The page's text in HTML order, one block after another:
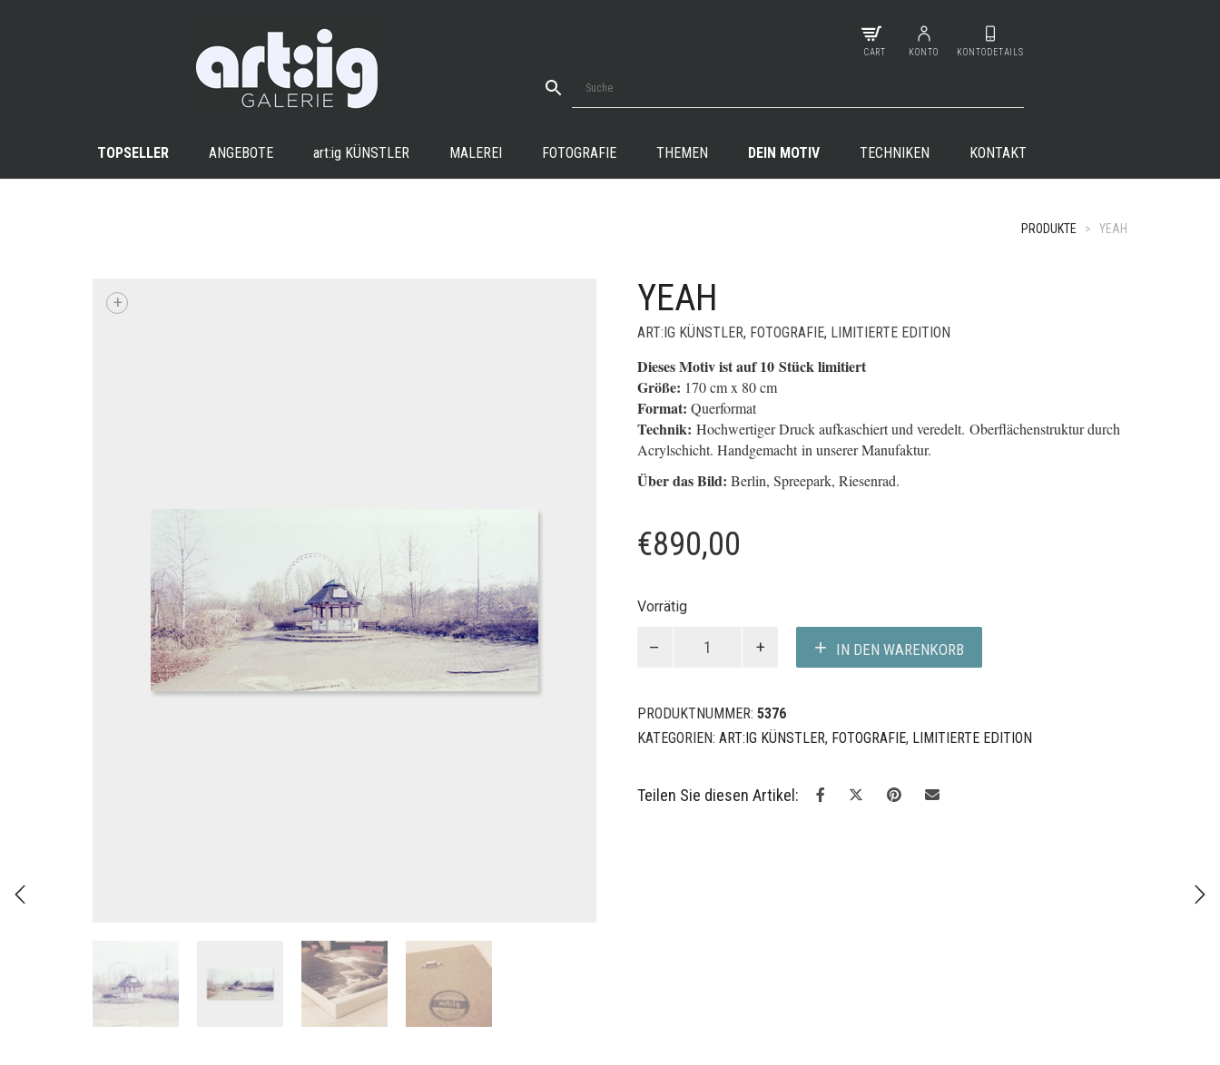
CART KONTO KONTODETAILS
TOPSELLER ANGEBOTE art:ig KÜNSTLER MALEREI FOTOGRAFIE THEMEN DEIN MOTIV TECHNIKEN KONTAKT
PRODUKTE > YEAH
+ YEAH
ART:IG KÜNSTLER, FOTOGRAFIE, LIMITIERTE EDITION
Dieses Motiv ist auf 10 Stück limitiert
Größe: 170 cm x 80 cm
Format: Querformat
Technik: Hochwertiger Druck aufkaschiert und veredelt. Oberflächenstruktur durch
Acrylschicht. Handgemacht in unserer Manufaktur.
Über das Bild: Berlin, Spreepark, Riesenrad.
€890,00
Vorrätig
IN DEN WARENKORB
PRODUKTNUMMER: 5376
KATEGORIEN: ART:IG KÜNSTLER, FOTOGRAFIE, LIMITIERTE EDITION
Teilen Sie diesen Artikel: